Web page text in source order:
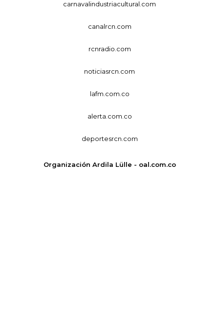
carnavalindustriacultural.com
canalrcn.com
rcnradio.com
noticiasrcn.com
lafm.com.co
alerta.com.co
deportesrcn.com
Organización Ardila Lülle - oal.com.co